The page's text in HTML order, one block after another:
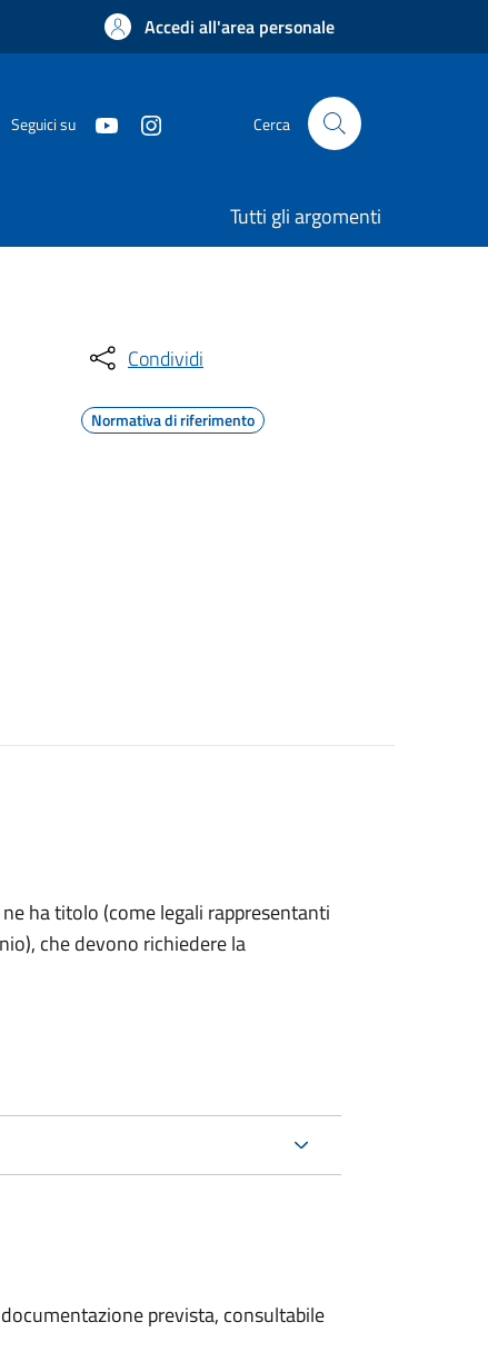
Accedi all'area personale
Seguici su Cerca
Tutti gli argomenti
Condividi
Normativa di riferimento
ha titolo (come legali rappresentanti
che devono richiedere la
prevista, consultabile